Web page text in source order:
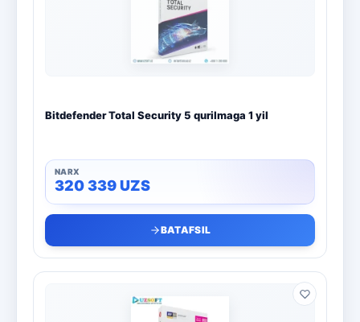
Bitdefender Total Security 5 qurilmaga 1 yil
320 339UZS
BATAFSIL